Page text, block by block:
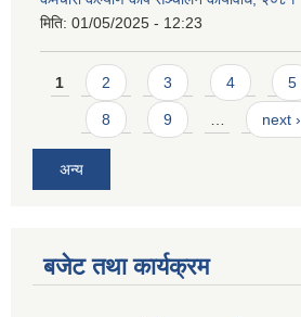
मिति: 01/05/2025 - 12:23
Pages
1 2 3 4 5
8 9 next ›
अन्य
बजेट तथा कार्यक्रम